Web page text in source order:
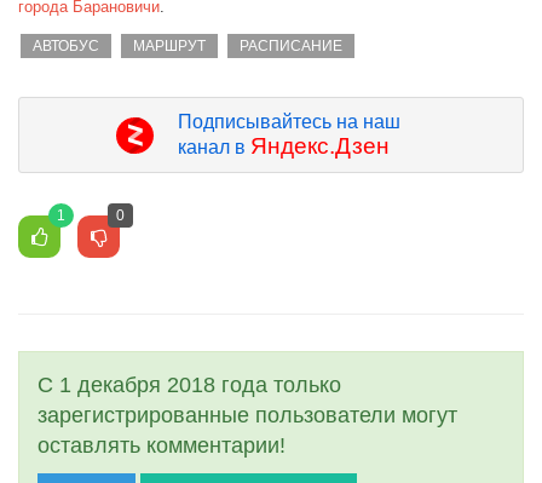
города Барановичи.
АВТОБУС МАРШРУТ РАСПИСАНИЕ
Подписывайтесь на наш
канал в Яндекс.Дзен
1 0
С 1 декабря 2018 года только
зарегистрированные пользователи могут
оставлять комментарии!